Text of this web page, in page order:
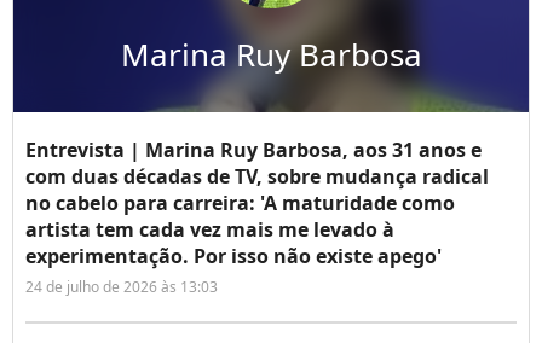
Marina Ruy Barbosa
Entrevista | Marina Ruy Barbosa, aos 31 anos e
com duas décadas de TV, sobre mudança radical
no cabelo para carreira: 'A maturidade como
artista tem cada vez mais me levado à
experimentação. Por isso não existe apego'
24 de julho de 2026 às 13:03